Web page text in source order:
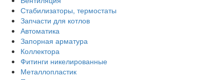
Стабилизаторы, термостаты
Запчасти для котлов
Автоматика
Запорная арматура
Коллектора
Фитинги никелированные
Металлопластик